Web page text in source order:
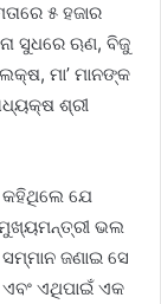
୫ ହଜାର
ସୁଧରେ ଋଣ, ବିଜୁ
ମା’ ମାନଙ୍କ
ଶ୍ରୀ
କହିଥିଲେ ଯେ
ଭଲ
ଜଣାଇ ସେ
ଏଥିପାଇଁ ଏକ